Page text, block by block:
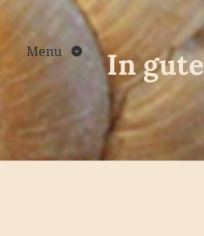
Skip
to
contentMenu In